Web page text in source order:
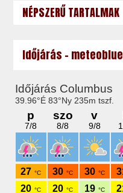
NÉPSZERŰ TARTALMAK
Időjárás - meteoblue